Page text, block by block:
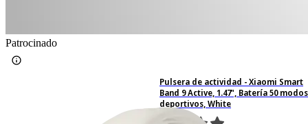
Patrocinado
Pulsera de actividad - Xiaomi Smart
Band 9 Active, 1.47", Batería 50 modos
deportivos, White